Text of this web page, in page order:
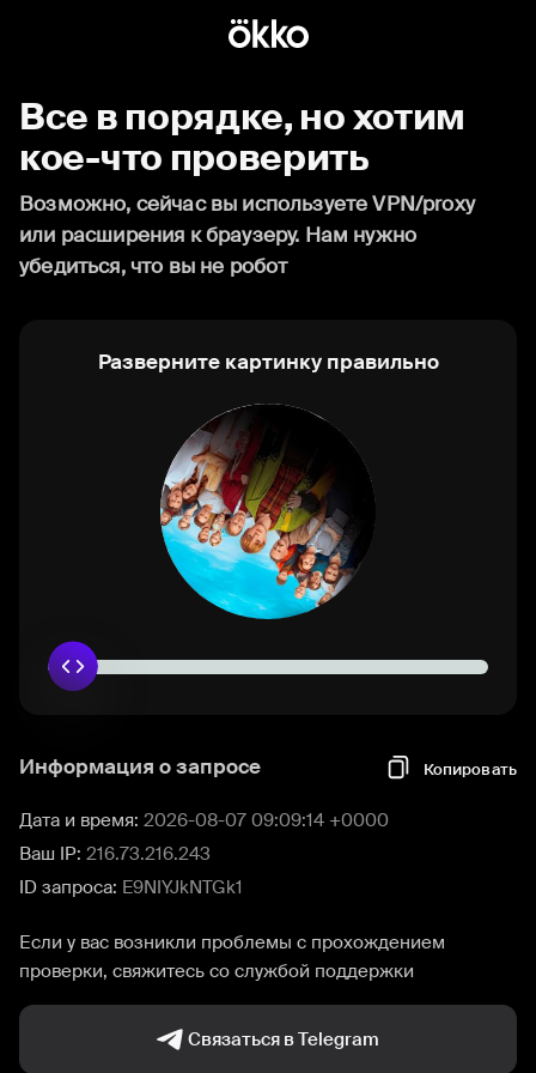
Все в порядке, но хотим
кое-что проверить
Возможно, сейчас вы используете VPN/proxy
или расширения к браузеру. Нам нужно
убедиться, что вы не робот
Разверните картинку правильно
Информация о запросе Копировать
Дата и время: 2026-08-07 09:09:14 +0000
Ваш IP: 216.73.216.243
ID запроса: E9NIYJkNTGk1
Если у вас возникли проблемы с прохождением
проверки, свяжитесь со службой поддержки
Связаться в Telegram